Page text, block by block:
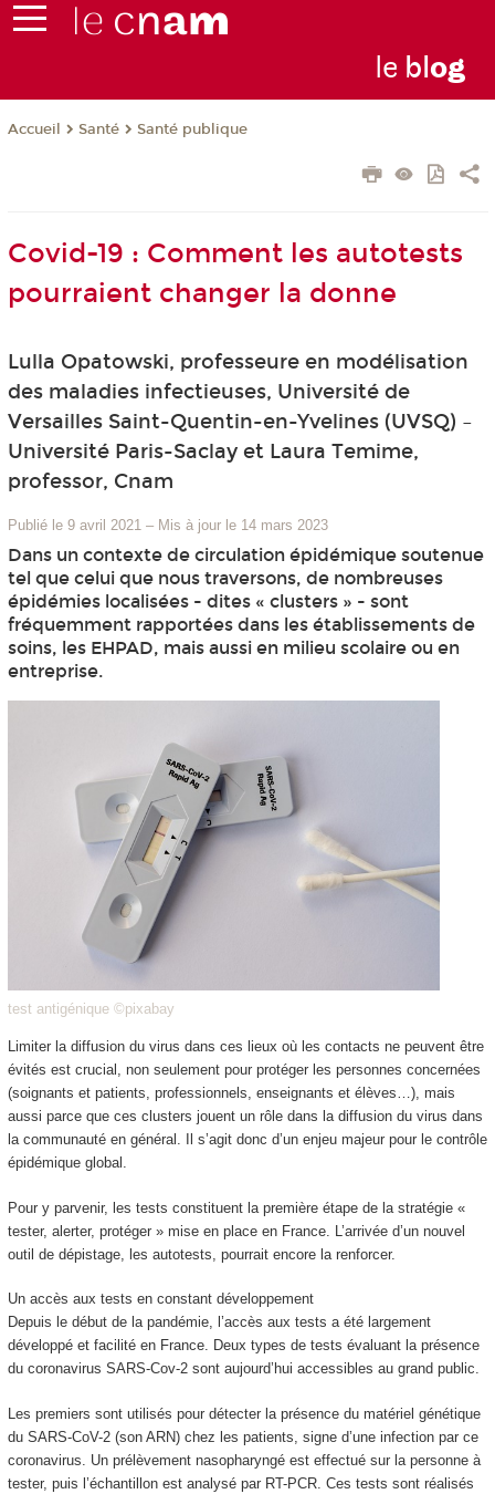
le blog
Accueil Santé Santé publique
Covid-19 : Comment les autotests
pourraient changer la donne
Lulla Opatowski, professeure en modélisation
des maladies infectieuses, Université de
Versailles Saint-Quentin-en-Yvelines (UVSQ) –
Université Paris-Saclay et Laura Temime,
professor, Cnam
Publié le 9 avril 2021 – Mis à jour le 14 mars 2023
Dans un contexte de circulation épidémique soutenue
tel que celui que nous traversons, de nombreuses
épidémies localisées - dites « clusters » - sont
fréquemment rapportées dans les établissements de
soins, les EHPAD, mais aussi en milieu scolaire ou en
entreprise.
test antigénique ©pixabay
Limiter la diffusion du virus dans ces lieux où les contacts ne peuvent être
évités est crucial, non seulement pour protéger les personnes concernées
(soignants et patients, professionnels, enseignants et élèves…), mais
aussi parce que ces clusters jouent un rôle dans la diffusion du virus dans
la communauté en général. Il s’agit donc d’un enjeu majeur pour le contrôle
épidémique global.
Pour y parvenir, les tests constituent la première étape de la stratégie «
tester, alerter, protéger » mise en place en France. L’arrivée d’un nouvel
outil de dépistage, les autotests, pourrait encore la renforcer.
Un accès aux tests en constant développement
Depuis le début de la pandémie, l’accès aux tests a été largement
développé et facilité en France. Deux types de tests évaluant la présence
du coronavirus SARS-Cov-2 sont aujourd’hui accessibles au grand public.
Les premiers sont utilisés pour détecter la présence du matériel génétique
du SARS-CoV-2 (son ARN) chez les patients, signe d’une infection par ce
coronavirus. Un prélèvement nasopharyngé est effectué sur la personne à
tester, puis l’échantillon est analysé par RT-PCR. Ces tests sont réalisés